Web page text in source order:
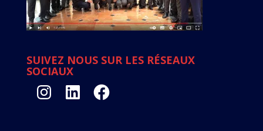
SUIVEZ NOUS SUR LES RÉSEAUX
SOCIAUX
InstagramLinkedIn Facebook